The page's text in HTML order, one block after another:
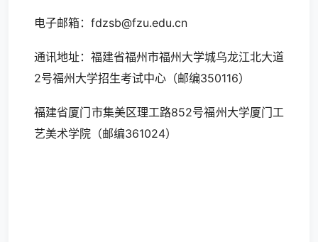
电子邮箱：fdzsb@fzu.edu.cn
通讯地址：福建省福州市福州大学城乌龙江北大道
2号福州大学招生考试中心（邮编350116）
福建省厦门市集美区理工路852号福州大学厦门工
艺美术学院（邮编361024）